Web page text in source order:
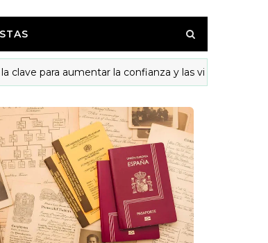
aumentar la confianza y las visitas recurrentes